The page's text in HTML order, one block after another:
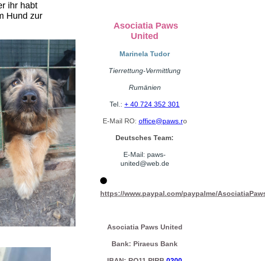
ihr habt
Hund zur
Asociatia Paws
United
Marinela Tudor
Tierrettung-Vermittlung
Rumänien
Tel.: + 40 724 352 301
E-Mail RO: office@paws.ro
Deutsches Team:
E-Mail: paws-
united@web. de
https://www.paypal.com/paypalme/
Asociatia Paws United
Bank: Piraeus Bank